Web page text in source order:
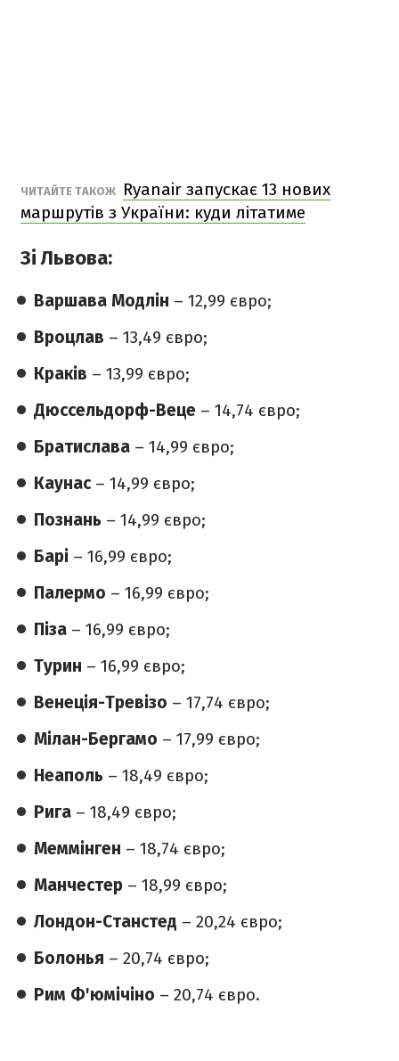
ЧИТАЙТЕ ТАКОЖ
Ryanair запускає 13 нових
маршрутів з України: куди літатиме
Зі Львова:
Варшава Модлін – 12,99 євро;
Вроцлав – 13,49 євро;
Краків – 13,99 євро;
Дюссельдорф-Веце – 14,74 євро;
Братислава – 14,99 євро;
Каунас – 14,99 євро;
Познань – 14,99 євро;
Барі – 16,99 євро;
Палермо – 16,99 євро;
Піза – 16,99 євро;
Турин – 16,99 євро;
Венеція-Тревізо – 17,74 євро;
Мілан-Бергамо – 17,99 євро;
Неаполь – 18,49 євро;
Рига – 18,49 євро;
Меммінген – 18,74 євро;
Манчестер – 18,99 євро;
Лондон-Станстед – 20,24 євро;
Болонья – 20,74 євро;
Рим Ф'юмічіно – 20,74 євро.